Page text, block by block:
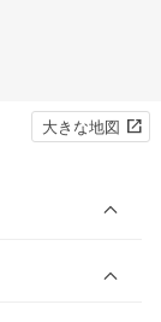
大きな地図